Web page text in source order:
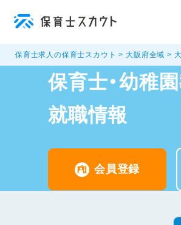
保育士求人の保育士スカウト 大阪府全域
保育士・幼稚
就職情報
会員登録